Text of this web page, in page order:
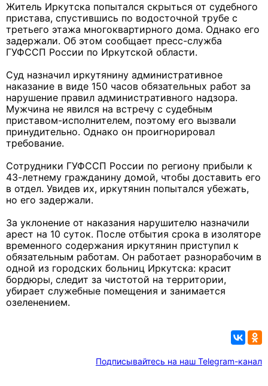
Житель Иркутска попытался скрыться от судебного
пристава, спустившись по водосточной трубе с
третьего этажа многоквартирного дома. Однако его
задержали. Об этом сообщает пресс-служба
ГУФССП России по Иркутской области.
Суд назначил иркутянину административное
наказание в виде 150 часов обязательных работ за
нарушение правил административного надзора.
Мужчина не явился на встречу с судебным
приставом-исполнителем, поэтому его вызвали
принудительно. Однако он проигнорировал
требование.
Сотрудники ГУФССП России по региону прибыли к
43-летнему гражданину домой, чтобы доставить его
в отдел. Увидев их, иркутянин попытался убежать,
но его задержали.
За уклонение от наказания нарушителю назначили
арест на 10 суток. После отбытия срока в изоляторе
временного содержания иркутянин приступил к
обязательным работам. Он работает разнорабочим в
одной из городских больниц Иркутска: красит
бордюры, следит за чистотой на территории,
убирает служебные помещения и занимается
озеленением.
Подписывайтесь на наш Telegram-канал